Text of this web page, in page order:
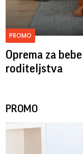
PROMO
Oprema za
roditeljstva
PROMO